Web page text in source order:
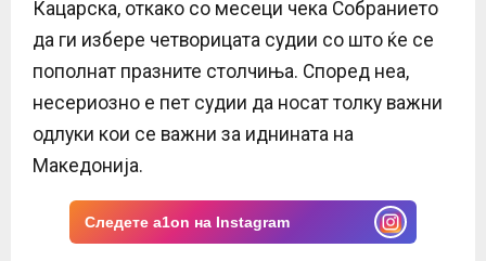
Кацарска, откако со месеци чека Собранието
да ги избере четворицата судии со што ќе се
пополнат празните столчиња. Според неа,
несериозно е пет судии да носат толку важни
одлуки кои се важни за иднината на
Македонија.
Следете a1on на Instagram